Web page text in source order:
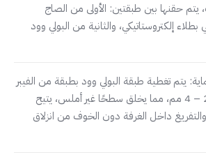
حقنها بين طبقتين: الأولى من الصاج
إلكتروستاتيكي، والثانية من البولي وود
يتم تغطية طبقة البولي وود بطبقة من الفيبر
جلاس بسُمك 2 – 4 مم، مما يخلق سطحًا غير أملس، يتيح
داخل الغرفة دون الخوف من انزلاق